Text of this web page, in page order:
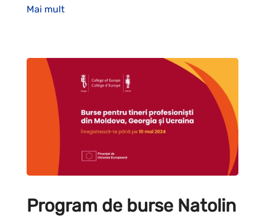
Mai mult
Program de burse Natolin